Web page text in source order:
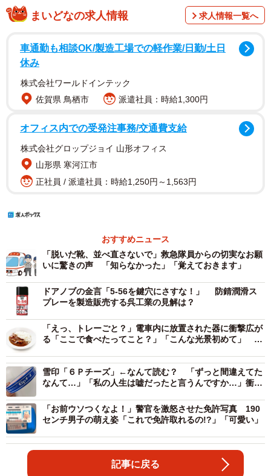
まいどなの求人情報 求人情報一覧へ
車通勤も相談OK/製造工場での軽作業/日勤/土日
休み
株式会社ワールドインテック
佐賀県 鳥栖市
派遣社員：時給1,300円
オフィス内での受発注事務/交通費支給
株式会社グロップジョイ 山形オフィス
山形県 寒河江市
正社員 / 派遣社員：時給1,250円～1,563円
おすすめニュース
「脱いだ靴、並べ直さないで」救急隊員からの切実なお願
いに驚きの声 「知らなかった」「覚えておきます」
ドアノブの金言「5-56を鍵穴にさすな！」 防錆潤滑ス
プレーを製造販売する呉工業の見解は？
「えっ、トレーごと？」電車内に放置された器に衝撃広が
る「ここで食べたってこと？」「こんな光景初めて」 JR
雪印「６Ｐチーズ」←なんて読む？ 「ずっと間違えてた
なんて…」「私の人生は嘘だったと言うんですか…」衝撃
「お前ウソつくなよ！」警官を激怒させた免許写真 190
センチ男子の萌え姿「これで免許取れるの!?」「可愛い」
記事に戻る